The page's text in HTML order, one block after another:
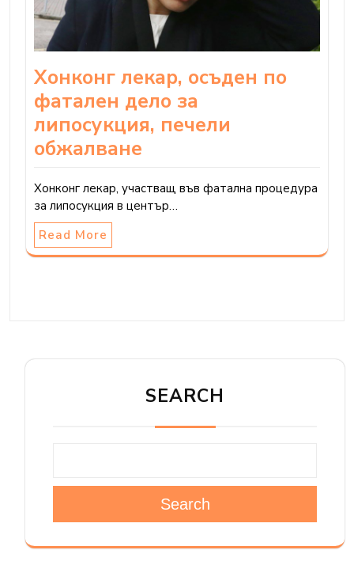
Хонконг лекар, осъден по
фатален дело за
липосукция, печели
обжалване
Хонконг лекар, участващ във фатална процедура
за липосукция в център…
Read More
SEARCH
Search